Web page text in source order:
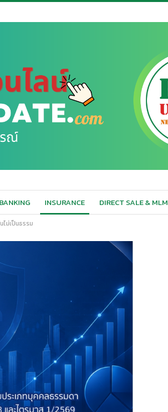
INSURANCE DIRECT SALE & MLM
ม่เป็นธรรม